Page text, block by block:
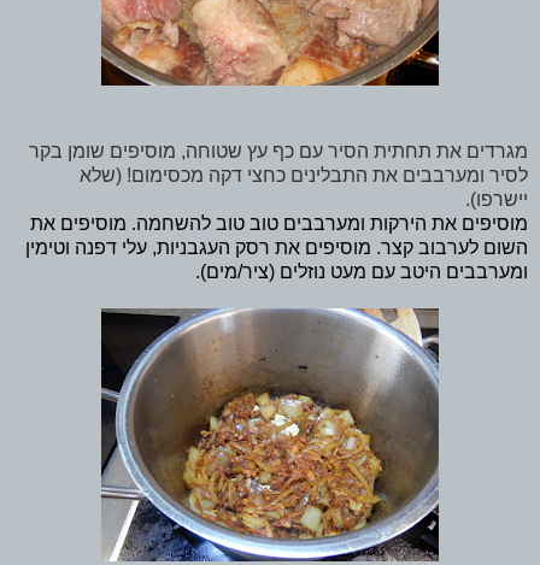
מגרדים את תחתית הסיר עם כף עץ שטוחה, מוסיפים שומן בקר
לסיר ומערבבים את התבלינים כחצי דקה מכסימום! (שלא
יישרפו).
מוסיפים את הירקות ומערבבים טוב טוב להשחמה. מוסיפים את
השום לערבוב קצר. מוסיפים את רסק העגבניות, עלי דפנה וטימין
ומערבבים היטב עם מעט נוזלים (ציר/מים).